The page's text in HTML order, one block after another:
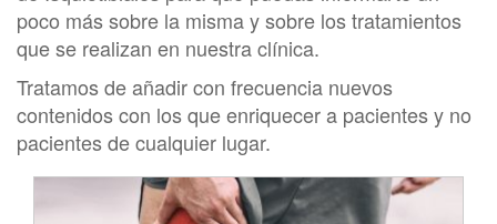
poco más sobre la misma y sobre los tratamientos
que se realizan en nuestra clínica.
Tratamos de añadir con frecuencia nuevos
contenidos con los que enriquecer a pacientes y no
pacientes de cualquier lugar.